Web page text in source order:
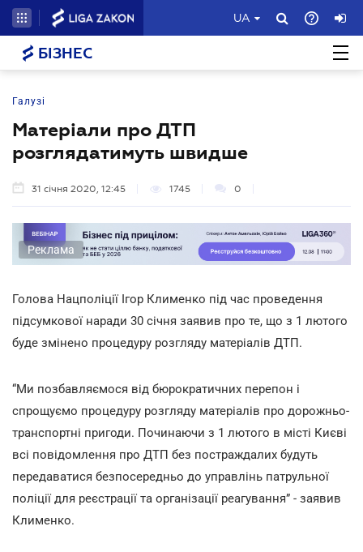
UA
БІЗНЕС
Галузі
Матеріали про ДТП
розглядатимуть швидше
31 січня 2020, 12:45 1745 0
Реклама
Голова Нацполіції Ігор Клименко під час проведення
підсумкової наради 30 січня заявив про те, що з 1 лютого
буде змінено процедуру розгляду матеріалів ДТП.
“Ми позбавляємося від бюрократичних перепон і
спрощуємо процедуру розгляду матеріалів про дорожньо-
транспортні пригоди. Починаючи з 1 лютого в місті Києві
всі повідомлення про ДТП без постраждалих будуть
передаватися безпосередньо до управлінь патрульної
поліції для реєстрації та організації реагування” - заявив
Клименко.